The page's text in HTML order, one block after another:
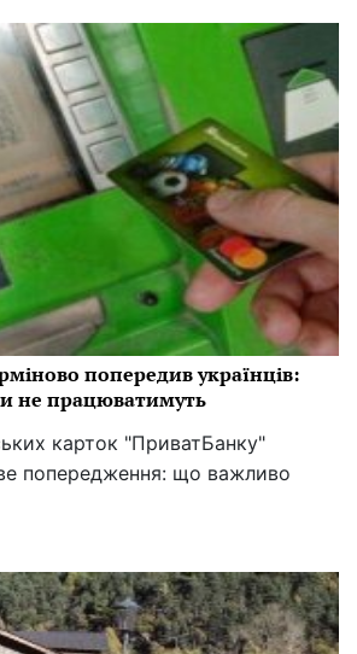
попередив українців:
не працюватимуть
карток "ПриватБанку"
попередження: що важливо